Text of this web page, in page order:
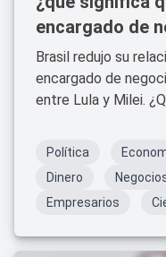
encargado de
Brasil redujo su
encargado de
entre Lula y Milei.
Política
Dinero
Empresarios